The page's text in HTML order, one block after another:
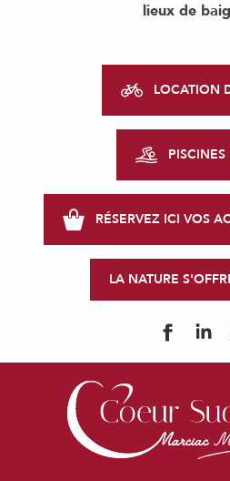
lieux de
LOCATION
PISCINES
RÉSERVEZ ICI VOS
LA NATURE
MAISON DE L'EAU
POTERIE LES TROIS PETITS
ESCAPE GAME NATURE
WOODY PAINTBALL